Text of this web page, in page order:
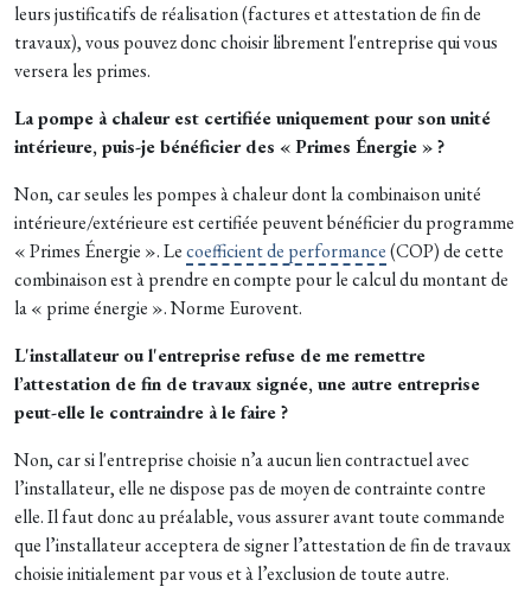
leurs justificatifs de réalisation (factures et attestation de fin de
travaux), vous pouvez donc choisir librement l'entreprise qui vous
versera les primes.
La pompe à chaleur est certifiée uniquement pour son unité
intérieure, puis-je bénéficier des « Primes Énergie » ?
Non, car seules les pompes à chaleur dont la combinaison unité
intérieure/extérieure est certifiée peuvent bénéficier du programme
« Primes Énergie ». Lecoefficient de performance(COP) de cette
combinaison est à prendre en compte pour le calcul du montant de
la « prime énergie ». Norme Eurovent.
L'installateur ou l'entreprise refuse de me remettre
l’attestation de fin de travaux signée, une autre entreprise
peut-elle le contraindre à le faire ?
Non, car si l'entreprise choisie n’a aucun lien contractuel avec
l’installateur, elle ne dispose pas de moyen de contrainte contre
elle. Il faut donc au préalable, vous assurer avant toute commande
que l’installateur acceptera de signer l’attestation de fin de travaux
choisie initialement par vous et à l’exclusion de toute autre.